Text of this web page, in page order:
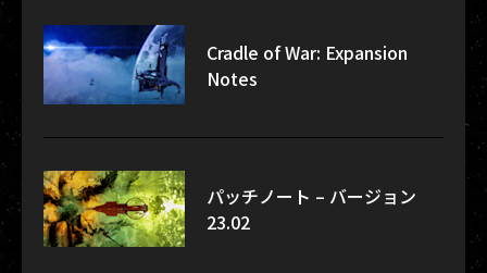
Cradle of War: Expansion
Notes
パッチノート – バージョン
23.02